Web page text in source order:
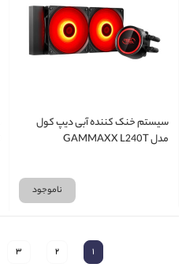
سیستم خنک کننده آبی دیپ کول
مدل GAMMAXX L240T
ناموجود
1
2
3